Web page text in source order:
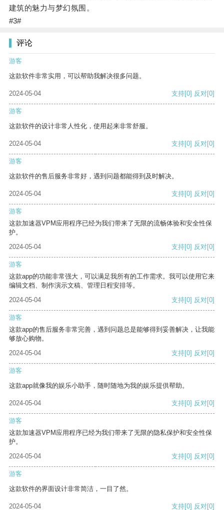
建筑的魅力与梦幻氛围。
#3#
评论
游客
这款软件非常实用，可以帮助我解决很多问题。
2024-05-04 支持[0] 反对[0]
游客
这款软件的设计非常人性化，使用起来非常舒服。
2024-05-04 支持[0] 反对[0]
游客
这款软件的售后服务非常好，遇到问题都能得到及时解决。
2024-05-04 支持[0] 反对[0]
游客
这款加速器VPM应用程序已经为我们带来了无限的流畅体验和安全性保
护。
2024-05-04
支持[0] 反对[0]
游客
这款app的功能非常强大，可以满足我所有的工作需求。我可以使用它来
编辑文档、制作演示文稿、管理日程安排等。
2024-05-04
支持[0] 反对[0]
游客
这款app的售后服务非常完善，遇到问题总是能够得到妥善解决，让我能
够放心购物。
2024-05-04
支持[0] 反对[0]
游客
这款app就像我的娱乐小助手，随时随地为我的娱乐提供帮助。
2024-05-04 支持[0] 反对[0]
游客
这款加速器VPM应用程序已经为我们带来了无限的隐私保护和安全性保
护。
2024-05-04
支持[0] 反对[0]
游客
这款软件的界面设计非常简洁，一目了然。
2024-05-04 支持[0] 反对[0]